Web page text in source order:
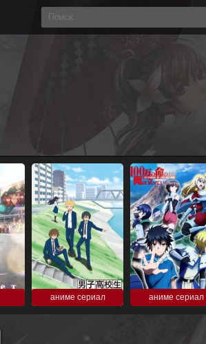
аниме сериал аниме сериал